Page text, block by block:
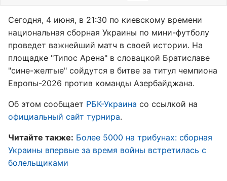
Сегодня, 4 июня, в 21:30 по киевскому времени
национальная сборная Украины по мини-футболу
проведет важнейший матч в своей истории. На
площадке "Типос Арена" в словацкой Братиславе
"сине-желтые" сойдутся в битве за титул чемпиона
Европы-2026 против команды Азербайджана.
Об этом сообщает РБК-Украина со ссылкой на
официальный сайт турнира.
Читайте также: Более 5000 на трибунах: сборная
Украины впервые за время войны встретилась с
болельщиками